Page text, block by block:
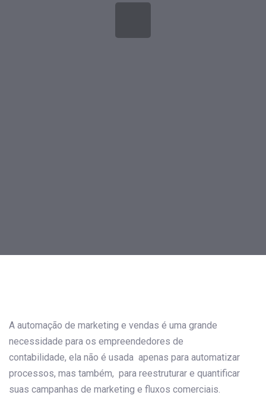
A automação de marketing e vendas é uma grande
necessidade para os empreendedores de
contabilidade, ela não é usada apenas para automatizar
processos, mas também, para reestruturar e quantificar
suas campanhas de marketing e fluxos comerciais.
navigation